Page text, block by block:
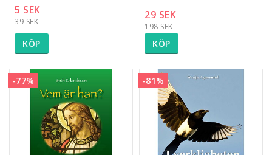
39 SEK
5 SEK
KÖP
198 SEK
29 SEK
KÖP
-77% -81%